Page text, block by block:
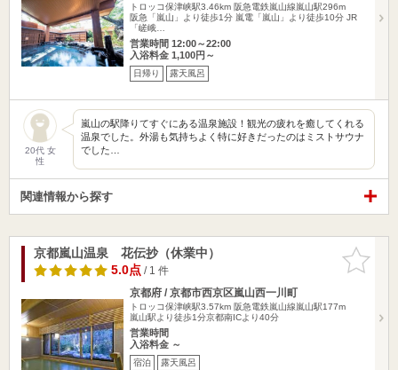
トロッコ保津峡駅3.46km 阪急電鉄嵐山線嵐山駅296m
阪急「嵐山」より徒歩1分 嵐電「嵐山」より徒歩10分 JR
「嵯峨…
営業時間 12:00～22:00
入浴料金 1,100円～
日帰り 露天風呂
20代 女
性
嵐山の駅降りてすぐにある温泉施設！観光の疲れを癒してくれる
温泉でした。外湯も気持ちよく特に好きだったのはミストサウナ
でした…
関連情報から探す
お気に入
りに追加
京都嵐山温泉 花伝抄（休業中）
5.0点/ 1 件
京都府 / 京都市西京区嵐山西一川町
トロッコ保津峡駅3.57km 阪急電鉄嵐山線嵐山駅177m
嵐山駅より徒歩1分京都南ICより40分
営業時間
入浴料金 ～
宿泊 露天風呂